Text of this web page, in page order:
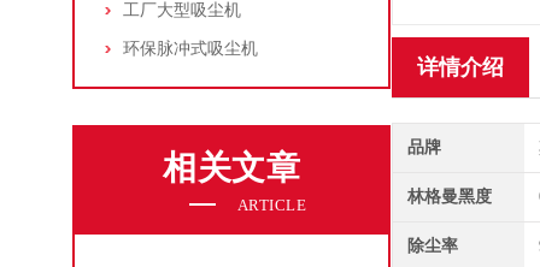
工厂大型吸尘机
环保脉冲式吸尘机
相关文章
ARTICLE
详情介绍
品牌
林格曼黑度
除尘率